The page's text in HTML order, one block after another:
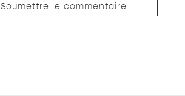
Soumettre le commentaire